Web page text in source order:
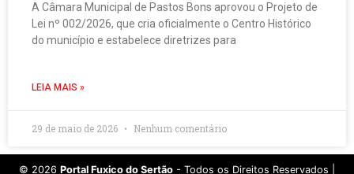
A Câmara Municipal de Pastos Bons aprovou o Projeto de
Lei nº 002/2026, que cria oficialmente o Centro Histórico
do município e estabelece diretrizes para
LEIA MAIS »
29 de maio de 2026 Nenhum comentário
© 2026 Portal Fuxico do Sertão - Todos os Direitos Reservados |